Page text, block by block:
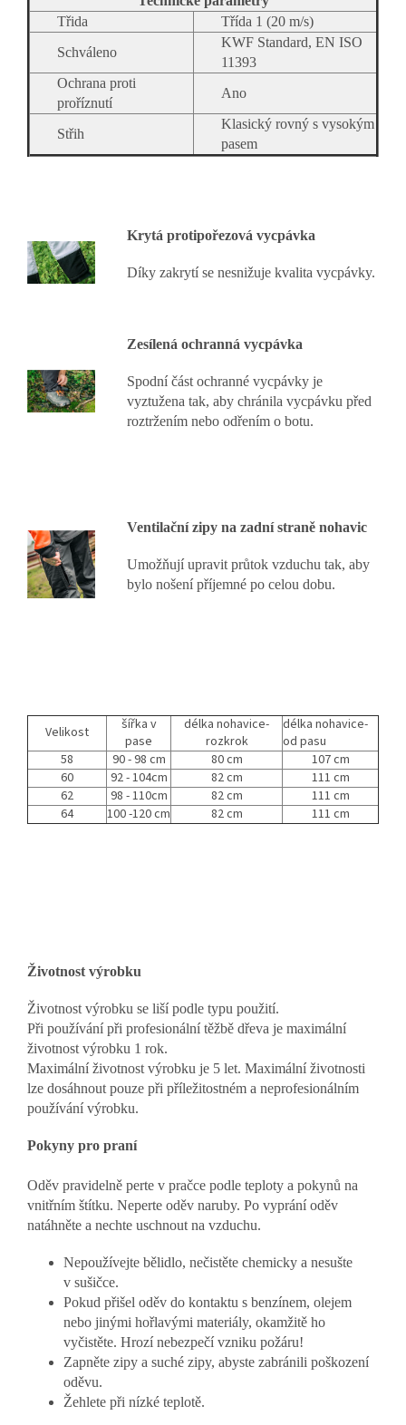
Třida
Třída 1 (20 m/s)
Schváleno
KWF Standard, EN ISO
11393
Ochrana proti
proříznutí
Ano
Střih
Klasický rovný s vysokým
pasem
Krytá protipořezová vycpávka
Díky zakrytí se nesnižuje kvalita vycpávky.
Zesílená ochranná vycpávka
Spodní část ochranné vycpávky je
vyztužena tak, aby chránila vycpávku před
roztržením nebo odřením o botu.
Ventilační zipy na zadní straně nohavic
Umožňují upravit průtok vzduchu tak, aby
bylo nošení příjemné po celou dobu.
Velikost
šířka v
pase
délka nohavice-
rozkrok
délka nohavice-
od pasu
58
90 - 98 cm 80 cm
107 cm
60
92 - 104cm 82 cm
111 cm
62
98 - 110cm 82 cm
111 cm
64
100 -120 cm 82 cm 111 cm
Životnost výrobku
Životnost výrobku se liší podle typu použití.
Při používání při profesionální těžbě dřeva je maximální
životnost výrobku 1 rok.
Maximální životnost výrobku je 5 let. Maximální životnosti
lze dosáhnout pouze při příležitostném a neprofesionálním
používání výrobku.
Pokyny pro praní
Oděv pravidelně perte v pračce podle teploty a pokynů na
vnitřním štítku. Neperte oděv naruby. Po vyprání oděv
natáhněte a nechte uschnout na vzduchu.
Nepoužívejte bělidlo, nečistěte chemicky a nesušte
v sušičce.
Pokud přišel oděv do kontaktu s benzínem, olejem
nebo jinými hořlavými materiály, okamžitě ho
vyčistěte. Hrozí nebezpečí vzniku požáru!
Zapněte zipy a suché zipy, abyste zabránili poškození
oděvu.
Žehlete při nízké teplotě.